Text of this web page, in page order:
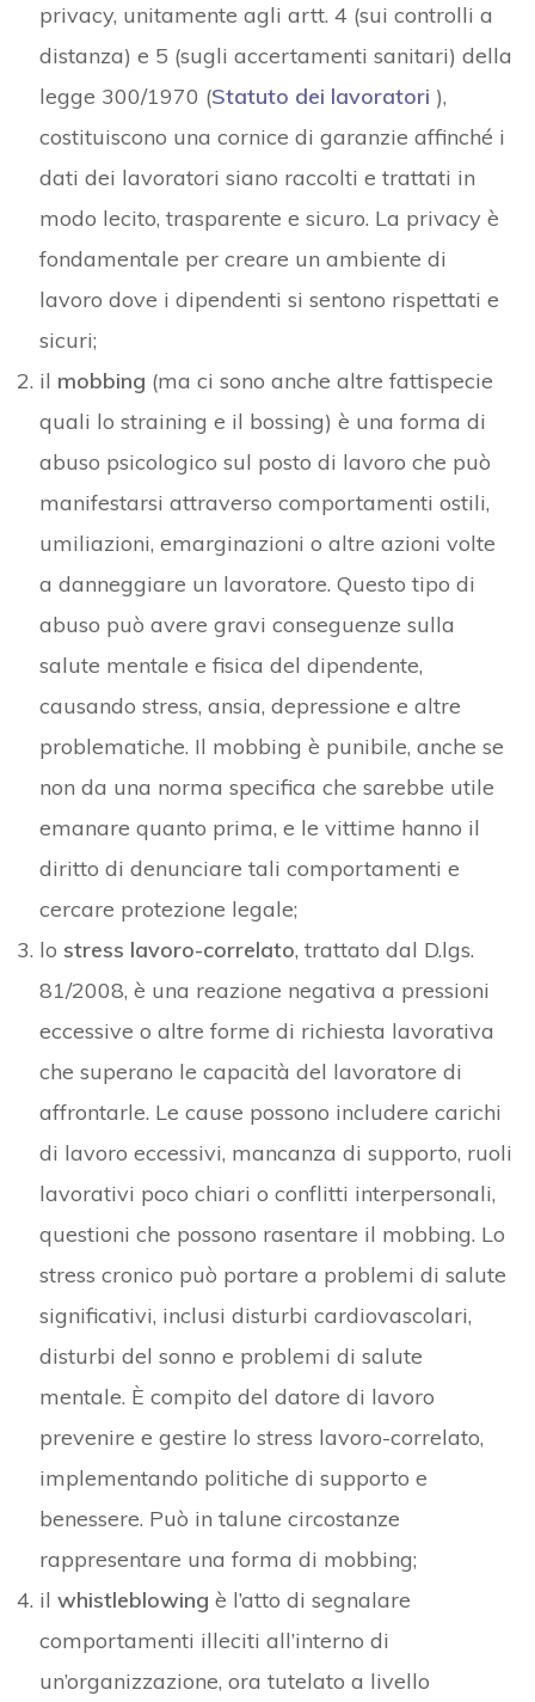
privacy, unitamente agli artt. 4 (sui controlli a
distanza) e 5 (sugli accertamenti sanitari) della
legge 300/1970 (Statuto dei lavoratori ),
costituiscono una cornice di garanzie affinché i
dati dei lavoratori siano raccolti e trattati in
modo lecito, trasparente e sicuro. La privacy è
fondamentale per creare un ambiente di
lavoro dove i dipendenti si sentono rispettati e
sicuri;
il mobbing (ma ci sono anche altre fattispecie
quali lo straining e il bossing) è una forma di
abuso psicologico sul posto di lavoro che può
manifestarsi attraverso comportamenti ostili,
umiliazioni, emarginazioni o altre azioni volte
a danneggiare un lavoratore. Questo tipo di
abuso può avere gravi conseguenze sulla
salute mentale e fisica del dipendente,
causando stress, ansia, depressione e altre
problematiche. Il mobbing è punibile, anche se
non da una norma specifica che sarebbe utile
emanare quanto prima, e le vittime hanno il
diritto di denunciare tali comportamenti e
cercare protezione legale;
lo stress lavoro-correlato, trattato dal D.lgs.
81/2008, è una reazione negativa a pressioni
eccessive o altre forme di richiesta lavorativa
che superano le capacità del lavoratore di
affrontarle. Le cause possono includere carichi
di lavoro eccessivi, mancanza di supporto, ruoli
lavorativi poco chiari o conflitti interpersonali,
questioni che possono rasentare il mobbing. Lo
stress cronico può portare a problemi di salute
significativi, inclusi disturbi cardiovascolari,
disturbi del sonno e problemi di salute
mentale. È compito del datore di lavoro
prevenire e gestire lo stress lavoro-correlato,
implementando politiche di supporto e
benessere. Può in talune circostanze
rappresentare una forma di mobbing;
ilwhistleblowing è l’atto di segnalare
comportamenti illeciti all’interno di
un’organizzazione, ora tutelato a livello